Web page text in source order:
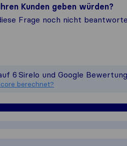
Kunden geben würden?
Frage noch nicht
Ihnen ein
gesammelten
6 Sirelo und Google
berechnet?